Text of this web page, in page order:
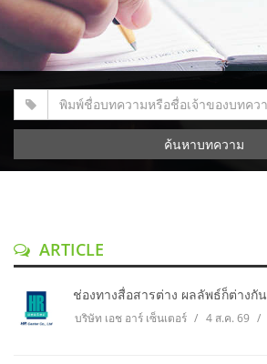
ค้นหาบทความ
ARTICLE
ช่องทางสื่อสารต่าง ผลลัพธ์ก็ต่างกัน
บริษัท เอช อาร์ เซ็นเตอร์ 4 ส.ค. 69